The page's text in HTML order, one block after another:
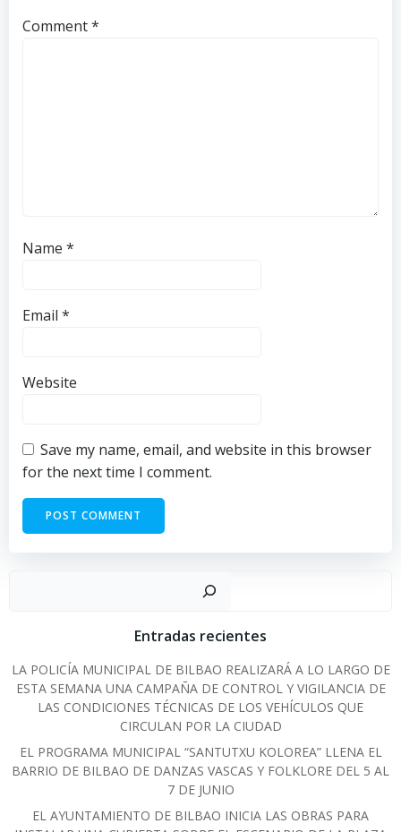
Comment*
Name *
Email *
Website
Save my name, email, and website in this browser
for the next time I comment.
Entradas recientes
LA POLICÍA MUNICIPAL DE BILBAO REALIZARÁ A LO LARGO DE
ESTA SEMANA UNA CAMPAÑA DE CONTROL Y VIGILANCIA DE
LAS CONDICIONES TÉCNICAS DE LOS VEHÍCULOS QUE
CIRCULAN POR LA CIUDAD
EL PROGRAMA MUNICIPAL “SANTUTXU KOLOREA” LLENA EL
BARRIO DE BILBAO DE DANZAS VASCAS Y FOLKLORE DEL 5 AL
7 DE JUNIO
EL AYUNTAMIENTO DE BILBAO INICIA LAS OBRAS PARA